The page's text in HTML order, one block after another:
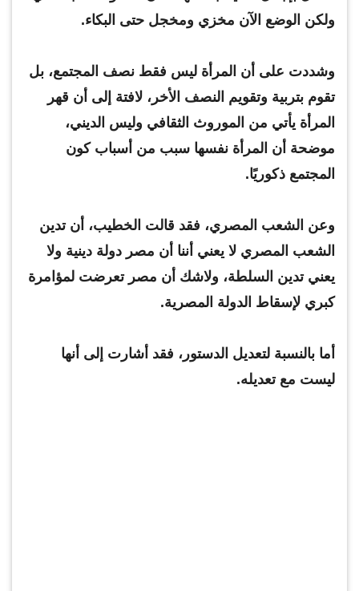
ولكن الوضع الآن مخزي ومخجل حتى البكاء.
وشددت على أن المرأة ليس فقط نصف المجتمع، بل
تقوم بتربية وتقويم النصف الأخر، لافتة إلى أن قهر
المرأة يأتي من الموروث الثقافي وليس الديني،
موضحة أن المرأة نفسها سبب من أسباب كون
المجتمع ذكوريًا.
وعن الشعب المصري، فقد قالت الخطيب، أن تدين
الشعب المصري لا يعني أننا أن مصر دولة دينية ولا
يعني تدين السلطة، ولاشك أن مصر تعرضت لمؤامرة
كبري لإسقاط الدولة المصرية.
أما بالنسبة لتعديل الدستور، فقد أشارت إلى أنها
ليست مع تعديله.